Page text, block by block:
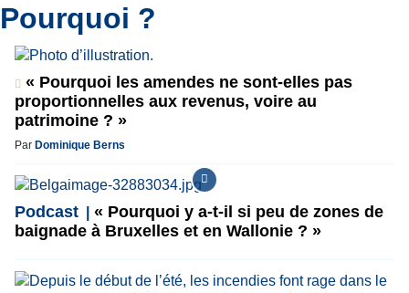
Pourquoi ?
« Pourquoi les amendes ne sont-elles pas
proportionnelles aux revenus, voire au
patrimoine ? »
Par Dominique Berns
Podcast
« Pourquoi y a-t-il si peu de zones de
baignade à Bruxelles et en Wallonie ? »